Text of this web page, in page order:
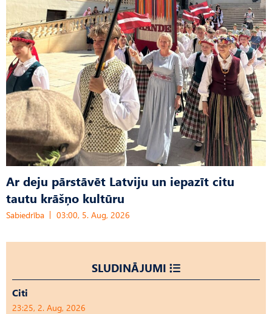
Ar deju pārstāvēt Latviju un iepazīt citu
tautu krāšņo kultūru
Sabiedrība 03:00, 5. Aug, 2026
SLUDINĀJUMI
Citi
23:25, 2. Aug, 2026